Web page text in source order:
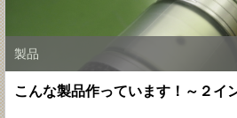
製品
こんな製品作っています！～２イ